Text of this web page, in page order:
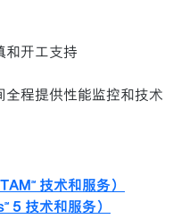
和开工支持
程提供性能监控和技术
技术和服务）
5 技术和服务）